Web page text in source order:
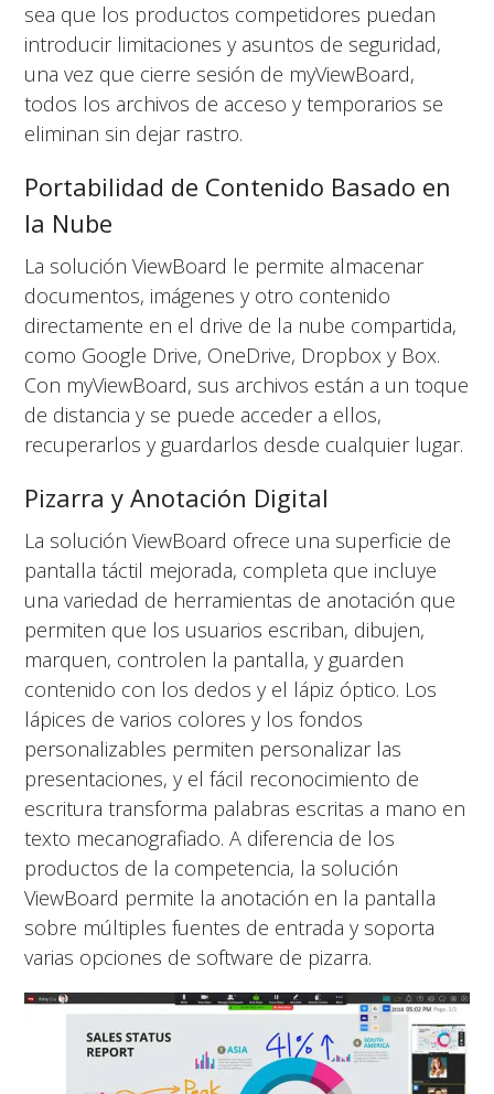
sea que los productos competidores puedan
introducir limitaciones y asuntos de seguridad,
una vez que cierre sesión de myViewBoard,
todos los archivos de acceso y temporarios se
eliminan sin dejar rastro.
Portabilidad de Contenido Basado en
la Nube
La solución ViewBoard le permite almacenar
documentos, imágenes y otro contenido
directamente en el drive de la nube compartida,
como Google Drive, OneDrive, Dropbox y Box.
Con myViewBoard, sus archivos están a un toque
de distancia y se puede acceder a ellos,
recuperarlos y guardarlos desde cualquier lugar.
Pizarra y Anotación Digital
La solución ViewBoard ofrece una superficie de
pantalla táctil mejorada, completa que incluye
una variedad de herramientas de anotación que
permiten que los usuarios escriban, dibujen,
marquen, controlen la pantalla, y guarden
contenido con los dedos y el lápiz óptico. Los
lápices de varios colores y los fondos
personalizables permiten personalizar las
presentaciones, y el fácil reconocimiento de
escritura transforma palabras escritas a mano en
texto mecanografiado. A diferencia de los
productos de la competencia, la solución
ViewBoard permite la anotación en la pantalla
sobre múltiples fuentes de entrada y soporta
varias opciones de software de pizarra.